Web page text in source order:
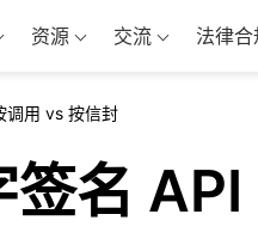
资源 交流 法律合
调用 vs 按信封
签名